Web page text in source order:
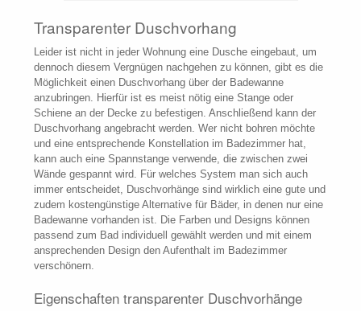
Transparenter Duschvorhang
Leider ist nicht in jeder Wohnung eine Dusche eingebaut, um
dennoch diesem Vergnügen nachgehen zu können, gibt es die
Möglichkeit einen Duschvorhang über der Badewanne
anzubringen. Hierfür ist es meist nötig eine Stange oder
Schiene an der Decke zu befestigen. Anschließend kann der
Duschvorhang angebracht werden. Wer nicht bohren möchte
und eine entsprechende Konstellation im Badezimmer hat,
kann auch eine Spannstange verwende, die zwischen zwei
Wände gespannt wird. Für welches System man sich auch
immer entscheidet, Duschvorhänge sind wirklich eine gute und
zudem kostengünstige Alternative für Bäder, in denen nur eine
Badewanne vorhanden ist. Die Farben und Designs können
passend zum Bad individuell gewählt werden und mit einem
ansprechenden Design den Aufenthalt im Badezimmer
verschönern.
Eigenschaften transparenter Duschvorhänge